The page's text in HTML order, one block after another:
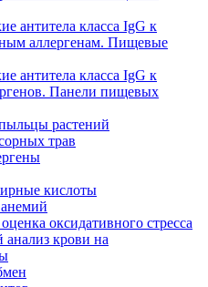
антитела класса IgG к
аллергенам. Пищевые
антитела класса IgG к
Панели пищевых
растений
трав
кислоты
оксидативного стресса
крови на